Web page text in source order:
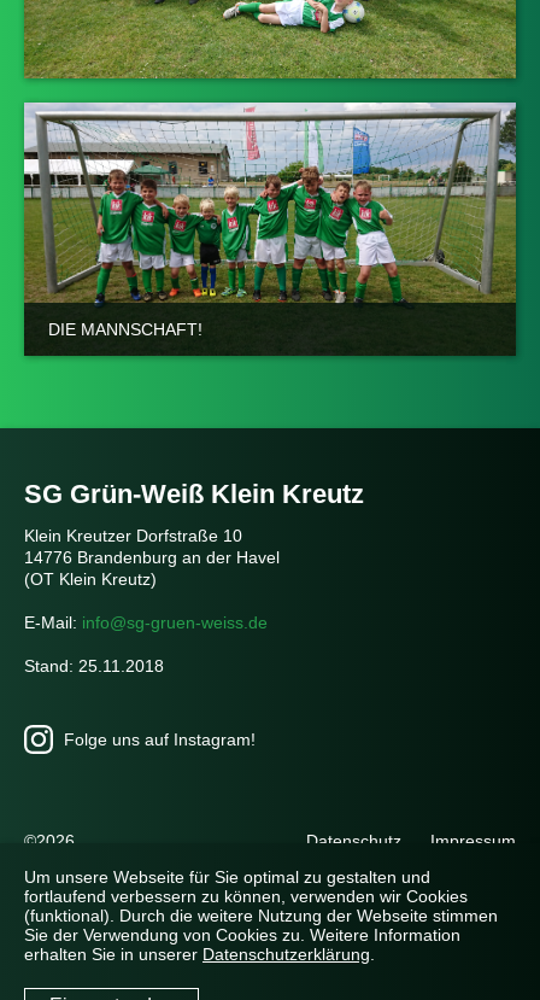
DIE MANNSCHAFT!
SG Grün-Weiß Klein Kreutz
Klein Kreutzer Dorfstraße 10
14776 Brandenburg an der Havel
(OT Klein Kreutz)
E-Mail: info@sg-gruen-weiss.de
Stand: 25.11.2018
Folge uns auf Instagram!
©2026
Navigation
überspringen
Datenschutz
Impressum
Um unsere Webseite für Sie optimal zu gestalten und
fortlaufend verbessern zu können, verwenden wir Cookies
(funktional). Durch die weitere Nutzung der Webseite stimmen
Sie der Verwendung von Cookies zu. Weitere Information
erhalten Sie in unserer Datenschutzerklärung